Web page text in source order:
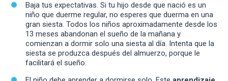
Baja tus expectativas. Si tu hijo desde que nació es un
niño que duerme regular, no esperes que duerma en una
gran siesta. Todos los niños aproximadamente desde los
13 meses abandonan el sueño de la mañana y
comienzan a dormir solo una siesta al día. Intenta que la
siesta se produzca después del almuerzo, porque le
facilitará el sueño.